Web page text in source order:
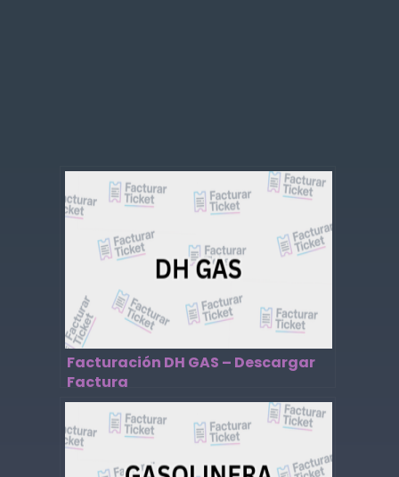
Facturación DH GAS – Descargar
Factura